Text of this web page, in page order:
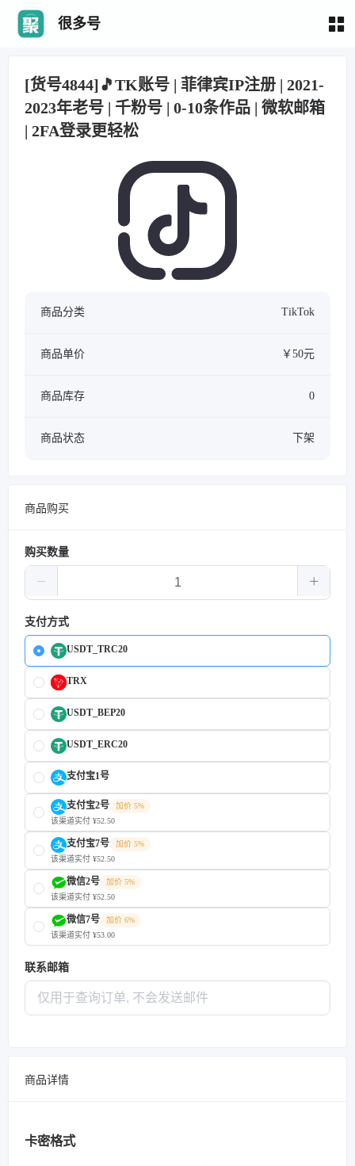
很多号
[货号4844]🎵TK账号 | 菲律宾IP注册 | 2021-
2023年老号 | 千粉号 | 0-10条作品 | 微软邮箱
| 2FA登录更轻松
商品分类 TikTok
商品单价 ￥50元
商品库存 0
商品状态 下架
商品购买
购买数量
支付方式
USDT_TRC20
TRX
USDT_BEP20
USDT_ERC20
支付宝1号
支付宝2号
加价 5%
该渠道实付 ¥52.50
支付宝7号
加价 5%
该渠道实付 ¥52.50
微信2号
加价 5%
该渠道实付 ¥52.50
微信7号
加价 6%
该渠道实付 ¥53.00
联系邮箱
商品详情
卡密格式